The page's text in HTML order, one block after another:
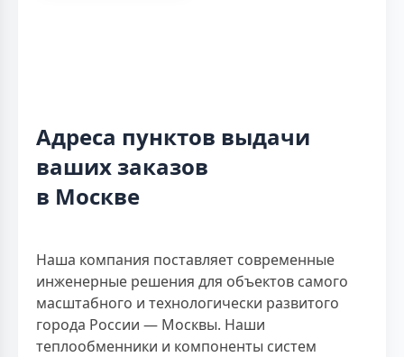
Адреса пунктов выдачи
ваших заказов
в Москве
Наша компания поставляет современные
инженерные решения для объектов самого
масштабного и технологически развитого
города России — Москвы. Наши
теплообменники и компоненты систем